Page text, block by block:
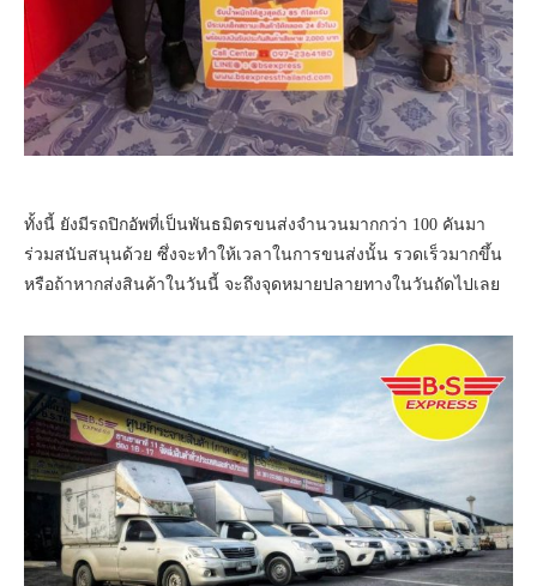
ทั้งนี้ ยังมีรถปิกอัพที่เป็นพันธมิตรขนส่งจำนวนมากกว่า 100 คันมา
ร่วมสนับสนุนด้วย ซึ่งจะทำให้เวลาในการขนส่งนั้น รวดเร็วมากขึ้น
หรือถ้าหากส่งสินค้าในวันนี้ จะถึงจุดหมายปลายทางในวันถัดไปเลย